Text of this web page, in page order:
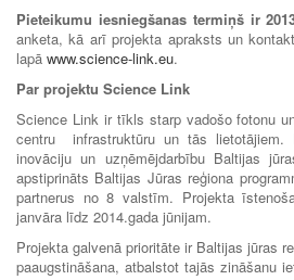
Pieteikumu iesniegšanas termiņš ir
anketa, kā arī projekta apraksts un
lapā www.science-link.eu.
Par projektu Science Link
Science Link ir tīkls starp vadošo fotonu
centru infrastruktūru un tās lietotājiem.
inovāciju un uzņēmējdarbību Baltijas
apstiprināts Baltijas Jūras reģiona
partnerus no 8 valstīm. Projekta
janvāra līdz 2014.gada jūnijam.
Projekta galvenā prioritāte ir Baltijas jūras
paaugstināšana, atbalstot tajās zināšanu